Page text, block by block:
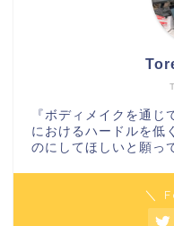
『ボディメイクを通
におけるハードルを低
のにしてほしいと願っ
＼